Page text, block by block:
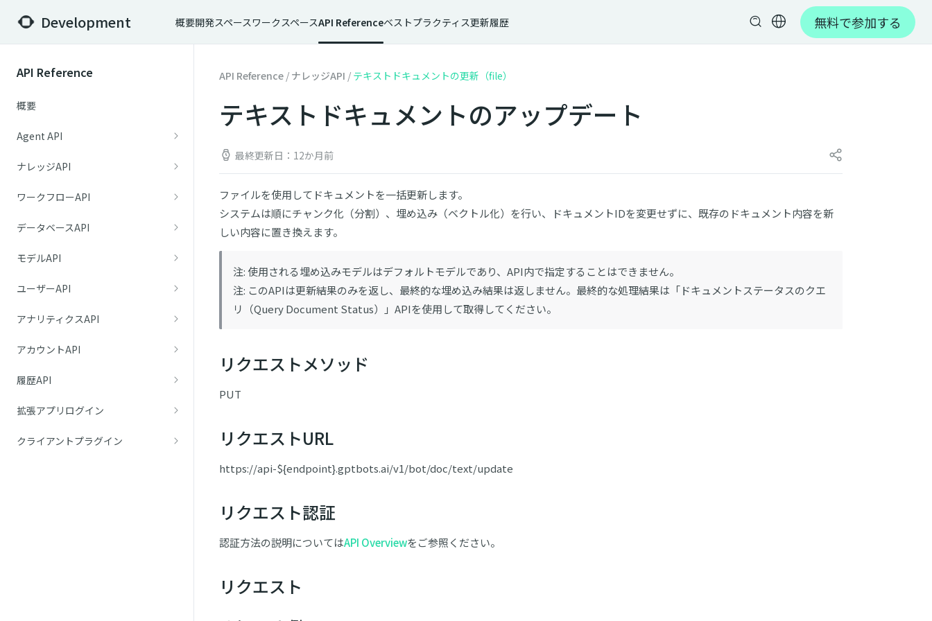
Development 概要開発スペース ワークスペースAPI Referenceベストプラクティス更新履歴 無料で参加する
API Reference
概要
Agent API
ナレッジAPI
ワークフローAPI
データベースAPI
モデルAPI
ユーザーAPI
アナリティクスAPI
アカウントAPI
履歴API
拡張アプリログイン
クライアントプラグイン
API Reference / ナレッジAPI / テキストドキュメントの更新（file）
テキストドキュメントのアップデート
最終更新日：12か月前
ファイルを使用してドキュメントを一括更新します。
システムは順にチャンク化（分割）、埋め込み（ベクトル化）を行い、ドキュメントIDを変更せずに、既存のドキュメント内容を新
しい内容に置き換えます。
注: 使用される埋め込みモデルはデフォルトモデルであり、API内で指定することはできません。
注: このAPIは更新結果のみを返し、最終的な埋め込み結果は返しません。最終的な処理結果は「ドキュメントステータスのクエ
リ（Query Document Status）」APIを使用して取得してください。
リクエストメソッド
PUT
リクエストURL
https://api-${endpoint}.gptbots.ai/v1/bot/doc/text/update
リクエスト認証
認証方法の説明についてはAPI Overviewをご参照ください。
リクエスト